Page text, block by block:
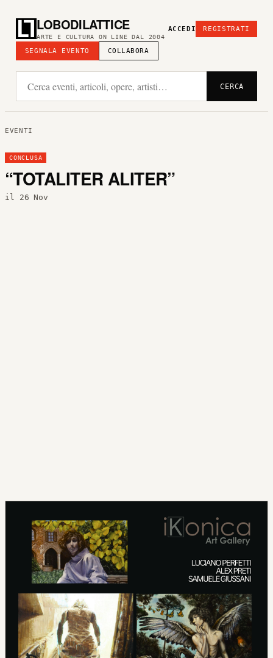
LOBODILATTICE
ARTE E CULTURA ON LINE DAL 2004
SEGNALA EVENTO COLLABORA
ACCEDI REGISTRATI
CERCA
EVENTI
CONCLUSA
“TOTALITER ALITER”
il 26 Nov